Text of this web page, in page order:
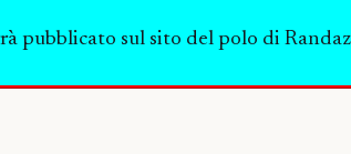
pubblicato sul sito del polo di